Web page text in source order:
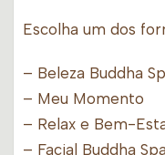
Escolha um dos
– Beleza Buddha
– Meu Momento
– Relax e Bem-
– Facial Buddha Spa